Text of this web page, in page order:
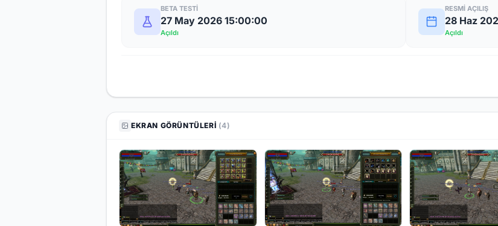
BETA TESTI
27 May 2026 15:00:00
Açıldı
RESMI AÇILIŞ
28 Haz
Açıldı
EKRAN GÖRÜNTÜLERI (4)